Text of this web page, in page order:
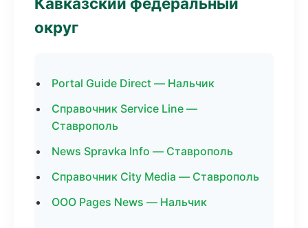
округ
Portal Guide Direct — Нальчик
Справочник Service Line —
Ставрополь
News Spravka Info — Ставрополь
Справочник City Media — Ставрополь
ООО Pages News — Нальчик